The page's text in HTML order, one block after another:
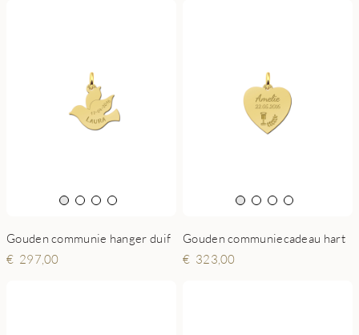
Gouden communie hanger duif
297,00
Gouden communiecadeau hart
323,00